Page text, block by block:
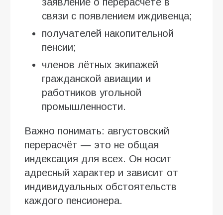
связи с появлением иждивенца;
получателей накопительной
пенсии;
членов лётных экипажей
гражданской авиации и
работников угольной
промышленности.
Важно понимать: августовский
перерасчёт — это не общая
индексация для всех. Он носит
адресный характер и зависит от
индивидуальных обстоятельств
каждого пенсионера.